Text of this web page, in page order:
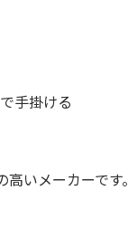
手掛ける
いメーカーです。